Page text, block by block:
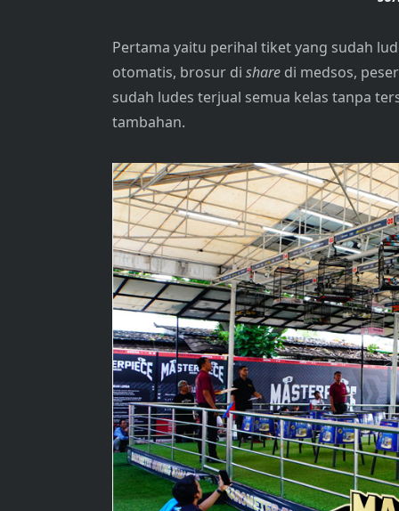
Pertama yaitu perihal tiket yang sudah
otomatis, brosur di share di medsos,
sudah ludes terjual semua kelas tanpa
tambahan.